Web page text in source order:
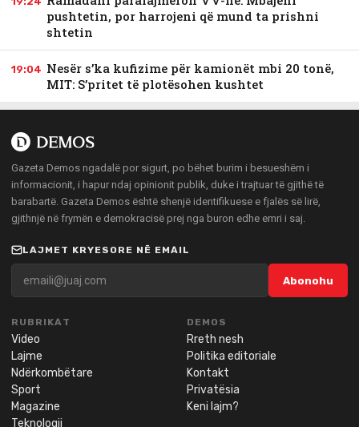
pushtetin, por harrojeni që mund ta prishni
shtetin
19:04 Nesër s’ka kufizime për kamionët mbi 20 tonë,
MIT: S’pritet të plotësohen kushtet
Gazeta Demos ngadalë por sigurt, po bëhet burim i besueshëm i
informacionit, i hapur ndaj opinionit publik, duke i trajtuar të gjithë të
barabartë. Gazeta Demos është shenjë identifikuese e fjalës së lirë,
gjithnjë në frymën e demokracisë prej nga buron edhe emri i saj.
LAJMET KRYESORE NË EMAIL
Abonohu
RUBRIKAT
Video
Lajme
Ndërkombëtare
Sport
Magazine
Teknologji
DEMOS
Rreth nesh
Politika editoriale
Kontakt
Privatësia
Keni lajm?